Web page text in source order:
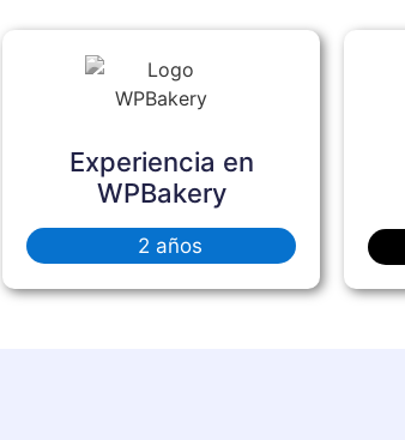
Experiencia en
WPBakery
2 años